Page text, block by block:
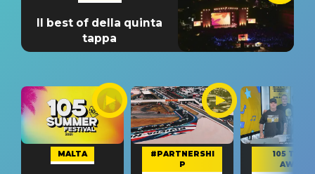
Il best of della quinta
tappa
MALTA
#PARTNERSHI
P
105 TAKE
AWAY